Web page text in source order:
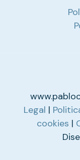
Legal |
cookies |